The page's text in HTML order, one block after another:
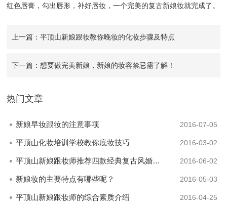
红色唇膏，勾出唇形，补好唇妆，一个完美的复古新娘妆就完成了。
上一篇：平顶山新娘跟妆教你晚妆的化妆步骤及特点
下一篇：想要做完美新娘，新娘的妆容禁忌需了解！
热门文章
新娘早妆跟妆的注意事项 2016-07-05
平顶山化妆培训学校教你底妆技巧 2016-03-02
平顶山新娘跟妆师推荐四款经典复古风婚礼妆发 2016-06-02
新娘妆的主要特点有哪些呢？ 2016-05-03
平顶山新娘跟妆师的综合素质介绍 2016-04-25